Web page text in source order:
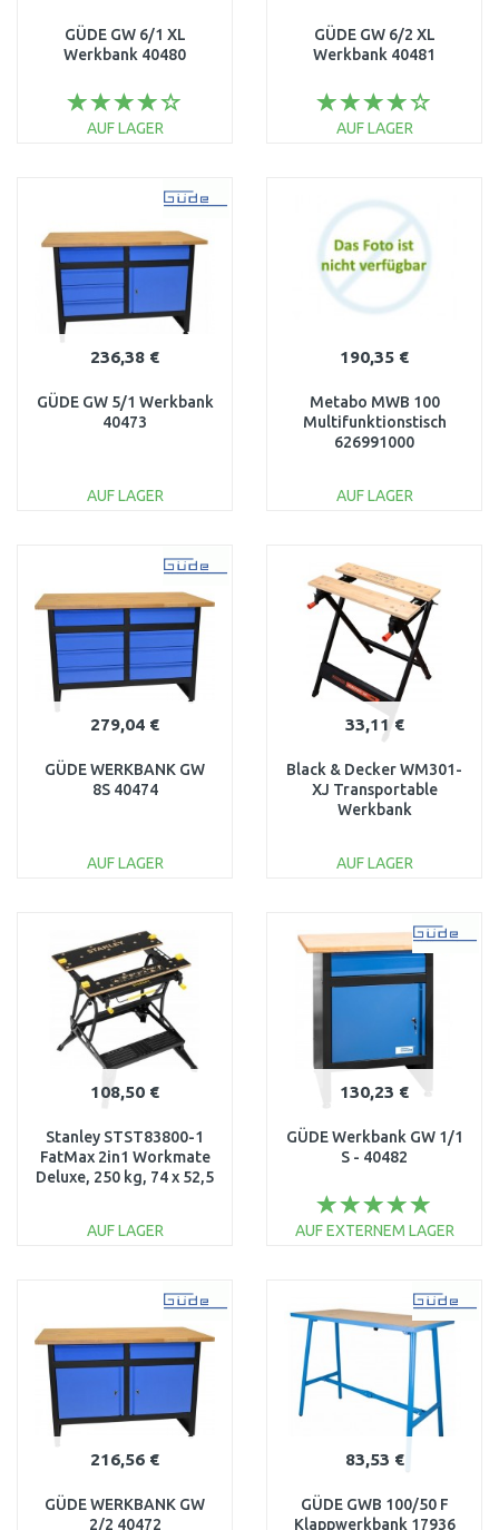
GÜDE GW 6/1 XL
Werkbank 40480
AUF LAGER
GÜDE GW 6/2 XL
Werkbank 40481
AUF LAGER
Vergleichen
236,38 €
GÜDE GW 5/1 Werkbank
40473
AUF LAGER
Vergleichen
190,35 €
Metabo MWB 100
Multifunktionstisch
626991000
AUF LAGER
Vergleichen
279,04 €
GÜDE WERKBANK GW
8S 40474
AUF LAGER
Vergleichen
33,11 €
Black & Decker WM301-
XJ Transportable
Werkbank
AUF LAGER
Vergleichen
108,50 €
Stanley STST83800-1
FatMax 2in1 Workmate
Deluxe, 250 kg, 74 x 52,5
AUF LAGER
Vergleichen
130,23 €
GÜDE Werkbank GW 1/1
S - 40482
AUF EXTERNEM LAGER
Vergleichen
216,56 €
GÜDE WERKBANK GW
2/2 40472
83,53 €
GÜDE GWB 100/50 F
Klappwerkbank 17936